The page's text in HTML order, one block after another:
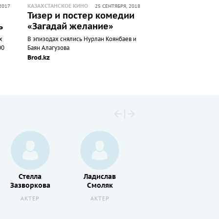
КАЗАХСТАНСКОЕ КИНО 25 СЕНТЯБРЯ, 2018
Тизер и постер комедии
«Загадай желание»
В эпизодах снялись Нурлан Коянбаев и
Баян Алагузова
Brod.kz
Стелла
Зазворкова
АКТЕР
Ладислав
Смоляк
АКТЕР